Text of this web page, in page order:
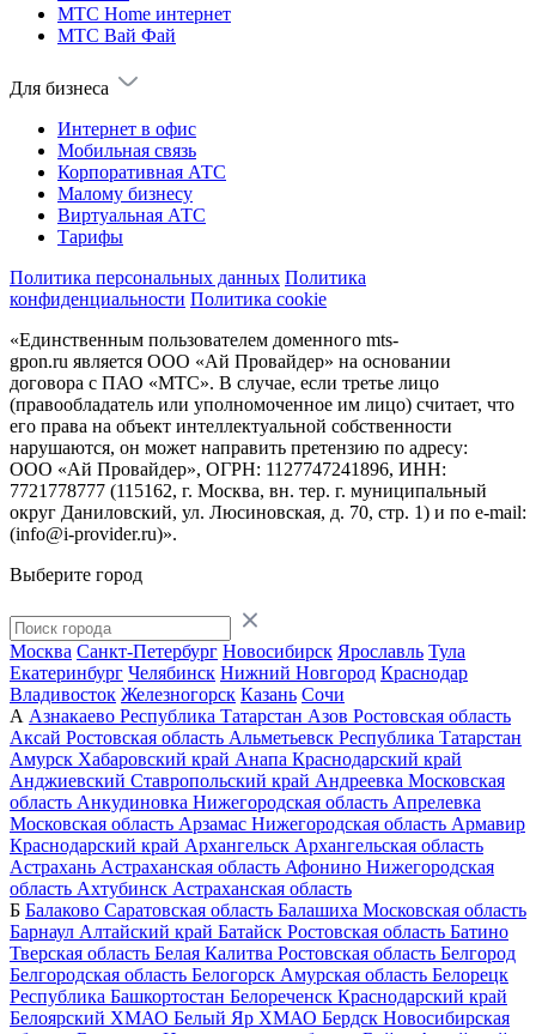
МТС Home интернет
МТС Вай Фай
Для бизнеса
Интернет в офис
Мобильная связь
Корпоративная АТС
Малому бизнесу
Виртуальная АТС
Тарифы
Политика персональных данных Политика
конфиденциальности Политика cookie
«Единственным пользователем доменного mts-
gpon.ru является ООО «Ай Провайдер» на основании
договора с ПАО «МТС». В случае, если третье лицо
(правообладатель или уполномоченное им лицо) считает, что
его права на объект интеллектуальной собственности
нарушаются, он может направить претензию по адресу:
ООО «Ай Провайдер», ОГРН: 1127747241896, ИНН:
7721778777 (115162, г. Москва, вн. тер. г. муниципальный
округ Даниловский, ул. Люсиновская, д. 70, стр. 1) и по e-mail:
(info@i-provider.ru)».
Выберите город
Москва Санкт-Петербург Новосибирск Ярославль Тула
Екатеринбург Челябинск Нижний Новгород Краснодар
Владивосток Железногорск Казань Сочи
А Азнакаево Республика Татарстан Азов Ростовская область
Аксай Ростовская область Альметьевск Республика Татарстан
Амурск Хабаровский край Анапа Краснодарский край
Анджиевский Ставропольский край Андреевка Московская
область Анкудиновка Нижегородская область Апрелевка
Московская область Арзамас Нижегородская область Армавир
Краснодарский край Архангельск Архангельская область
Астрахань Астраханская область Афонино Нижегородская
область Ахтубинск Астраханская область
Б Балаково Саратовская область Балашиха Московская область
Барнаул Алтайский край Батайск Ростовская область Батино
Тверская область Белая Калитва Ростовская область Белгород
Белгородская область Белогорск Амурская область Белорецк
Республика Башкортостан Белореченск Краснодарский край
Белоярский ХМАО Белый Яр ХМАО Бердск Новосибирская